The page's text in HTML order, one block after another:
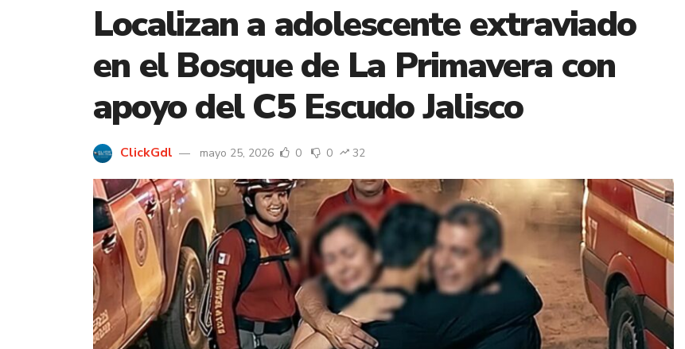
Localizan a adolescente extraviado
en el Bosque de La Primavera con
apoyo del C5 Escudo Jalisco
ClickGdl mayo 25, 2026 0 0 32